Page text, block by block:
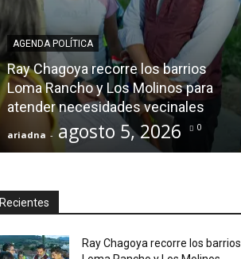
AGENDA POLÍTICA
Ray Chagoya recorre los barrios
Loma Rancho y Los Molinos para
atender necesidades vecinales
ariadna - agosto 5, 2026 0
Recientes
Ray Chagoya recorre los barrios